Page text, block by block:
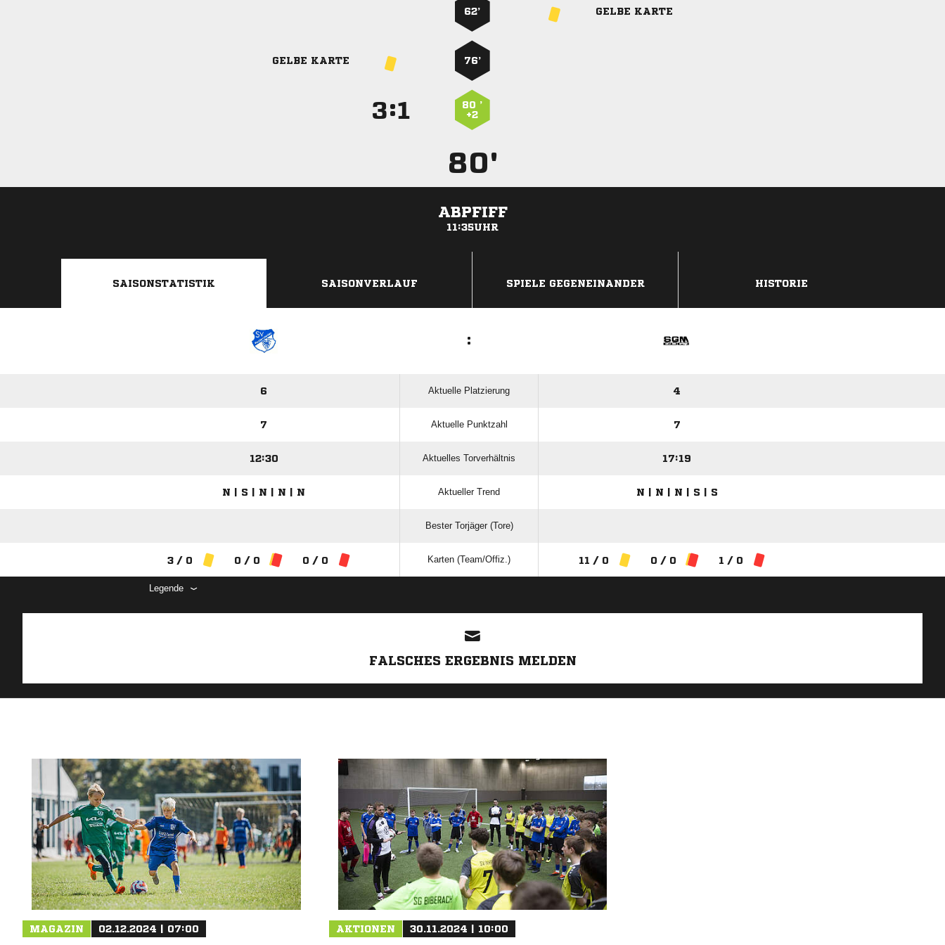
62’ GELBE KARTE
GELBE KARTE 76’
:
80 ’
+2
80'
ABPFIFF
11:35UHR
SAISONSTATISTIK SAISONVERLAUF SPIELE GEGENEINANDER HISTORIE
:
6 Aktuelle Platzierung 4
7 Aktuelle Punktzahl 7
12:30 Aktuelles Torverhältnis 17:19
N | S | N | N | N Aktueller Trend N | N | N | S | S
Bester Torjäger (Tore)
3 / 0 0 / 0 0 / 0 Karten (Team/Offiz.) 11 / 0 0 / 0 1 / 0
Legende
FALSCHES ERGEBNIS MELDEN
MAGAZIN 02.12.2024 | 07:00 AKTIONEN 30.11.2024 | 10:00